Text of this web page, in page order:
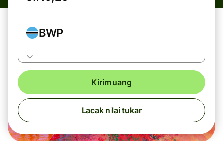
BWP
Kirim uang
Lacak nilai tukar